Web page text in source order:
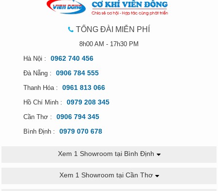
TỔNG ĐÀI MIỄN PHÍ
8h00 AM - 17h30 PM
Hà Nội :
0962 740 456
Đà Nẵng : 0906 784 555
Thanh Hóa : 0961 813 066
Hồ Chí Minh : 0979 208 345
Cần Thơ : 0906 794 345
Bình Định : 0979 070 678
Xem 1 Showroom tại Bình Định
Xem 1 Showroom tại Cần Thơ